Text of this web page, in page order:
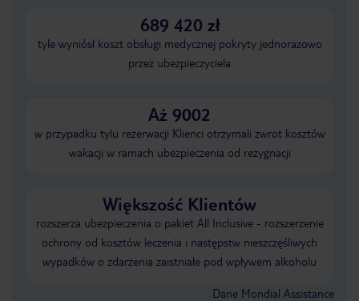
689 420 zł
tyle wyniósł koszt obsługi medycznej pokryty jednorazowo
przez ubezpieczyciela
Aż 9002
w przypadku tylu rezerwacji Klienci otrzymali zwrot kosztów
wakacji w ramach ubezpieczenia od rezygnacji
Większość Klientów
rozszerza ubezpieczenia o pakiet All Inclusive - rozszerzenie
ochrony od kosztów leczenia i następstw nieszczęśliwych
wypadków o zdarzenia zaistniałe pod wpływem alkoholu
Dane Mondial Assistance